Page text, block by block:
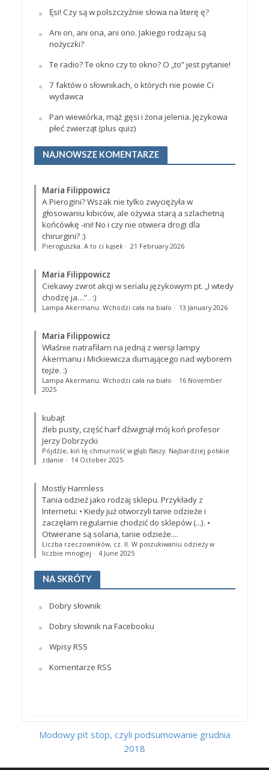
Ęsi! Czy są w polszczyźnie słowa na literę ę?
Ani on, ani ona, ani ono. Jakiego rodzaju są
nożyczki?
Te radio? Te okno czy to okno? O „to” jest pytanie!
7 faktów o słownikach, o których nie powie Ci
wydawca
Pan wiewiórka, mąż gęsi i żona jelenia. Językowa
płeć zwierząt (plus quiz)
NAJNOWSZE KOMENTARZE
Maria Filippowicz
A Pierogini? Wszak nie tylko zwyciężyła w
głosowaniu kibiców, ale ożywia starą a szlachetną
końcówkę -ini! No i czy nie otwiera drogi dla
chirurgini? :)
Pieroguszka. A to ci kąsek· 21 February 2026
Maria Filippowicz
Ciekawy zwrot akcji w serialu językowym pt. „I wtedy
chodzę ja…”. :)
Lampa Akermanu. Wchodzi cała na biało · 13 January 2026
Maria Filippowicz
Właśnie natrafiłam na jedną z wersji lampy
Akermanu i Mickiewicza dumającego nad wyborem
tejże. :)
Lampa Akermanu. Wchodzi cała na biało · 16 November
2025
kubajt
żleb pusty, część harf dźwignął mój koń profesor
Jerzy Dobrzycki
Pójdźże, kiń tę chmurność w głąb flaszy. Najbardziej polskie
zdanie · 14 October 2025
Mostly Harmless
Tania odzież jako rodzaj sklepu. Przykłady z
Internetu: • Kiedy już otworzyli tanie odzieże i
zaczęłam regularnie chodzić do sklepów (...). •
Otwierane są solaria, tanie odzieże....
Liczba rzeczowników, cz. II. W poszukiwaniu odzieży w
liczbie mnogiej · 4 June 2025
NA SKRÓTY
Dobry słownik
Dobry słownik na Facebooku
Wpisy RSS
Komentarze RSS
Modowy pit stop, czyli podsumowanie grudnia
2018